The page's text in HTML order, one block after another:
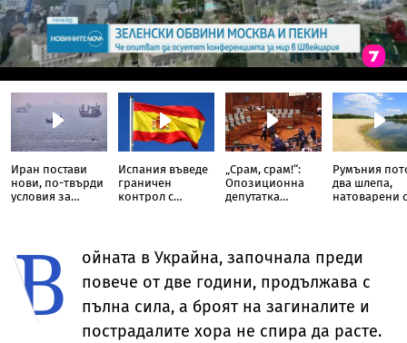
Иран постави
нови, по-твърди
условия за
Испания въведе
граничен
контрол с
„Срам, срам!“:
Опозиционна
депутатка
Румъния
два шлепа,
натоварени
В
ойната в Украйна, започнала преди
повече от две години, продължава с
пълна сила, а броят на загиналите и
пострадалите хора не спира да расте.